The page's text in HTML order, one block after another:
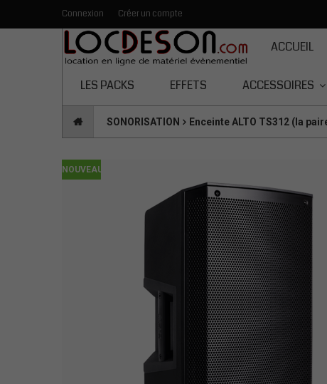
Toutes les catégories
Connexion Créer un compte
ACCUEIL
LES PACKS EFFETS ACCESSOIRES
SONORISATION Enceinte ALTO TS312 (la
NOUVEAU